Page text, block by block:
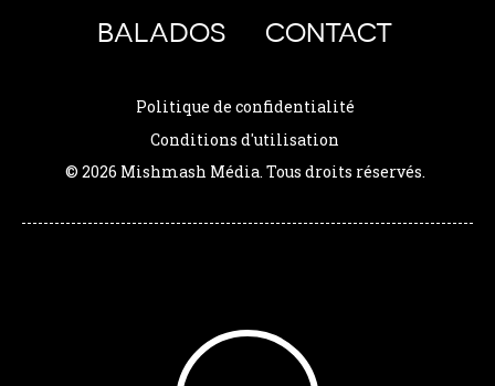
BALADOS CONTACT
Politique de confidentialité
Conditions d'utilisation
© 2026 Mishmash Média. Tous droits réservés.